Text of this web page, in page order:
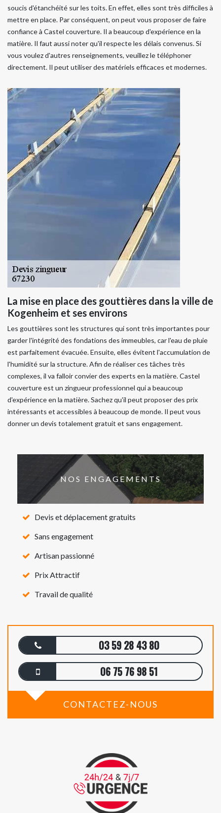
soucis d'étanchéité sur les toits. En effet, elles sont très difficiles à
mettre en place. Par conséquent, on peut vous proposer de faire
confiance à Castel couverture. Il a beaucoup d'expérience en la
matière. Il faut aussi noter qu'il respecte les délais convenus. Si
vous voulez d'autres renseignements, veuillez le téléphoner
directement. Il peut utiliser des matériels efficaces et modernes.
La mise en place des gouttières dans la ville de
Kogenheim et ses environs
Les gouttières sont les structures qui sont très importantes pour
garder l'intégrité des fondations des immeubles, car l'eau de pluie
est parfaitement évacuée. Ensuite, elles évitent l'accumulation de
l'humidité sur la structure. Afin de réaliser ces tâches très
complexes, il va falloir convier des experts en la matière. Castel
couverture est un zingueur professionnel qui a beaucoup
d'expérience en la matière. Sachez qu'il peut proposer des prix
intéressants et accessibles à beaucoup de monde. Il peut vous
donner un devis totalement gratuit et sans engagement.
NOS ENGAGEMENTS
Devis et déplacement gratuits
Sans engagement
Artisan passionné
Prix Attractif
Travail de qualité
03 59 28 43 80
06 75 76 98 51
CONTACTEZ-NOUS